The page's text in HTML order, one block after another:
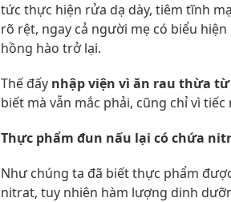
tức thực hiện rửa dạ dày, tiêm tĩnh
rõ rệt, ngay cả người mẹ có biểu
hồng hào trở lại.
Thế đấy nhập viện vì ăn rau thừa
biết mà vẫn mắc phải, cũng chỉ vì
Thực phẩm đun nấu lại có chứa
Như chúng ta đã biết thực phẩm
nitrat, tuy nhiên hàm lượng dinh